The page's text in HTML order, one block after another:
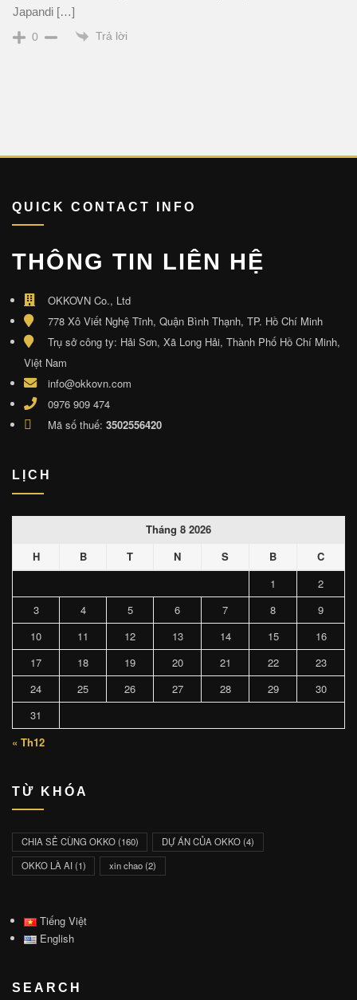
Japandi […]
0 Trả lời
QUICK CONTACT INFO
THÔNG TIN LIÊN HỆ
OKKOVN Co., Ltd
778 Xô Viết Nghệ Tĩnh, Quận Bình Thạnh, TP. Hồ Chí Minh
Trụ sở công ty: Hải Sơn, Xã Long Hải, Thành Phố Hồ Chí Minh,
Việt Nam
info@okkovn.com
0976 909 474
Mã số thuế: 3502556420
LỊCH
Tháng 8 2026
H
B T N S B
C
1
2
3
4 5 6 7 8
9
10
11 12 13 14 15
16
17
18 19 20 21 22
23
24
25 26 27 28 29
30
31
« Th12
TỪ KHÓA
CHIA SẺ CÙNG OKKO(160) DỰ ÁN CỦA OKKO(4)
OKKO LÀ AI(1) xin chao(2)
Tiếng Việt
English
SEARCH